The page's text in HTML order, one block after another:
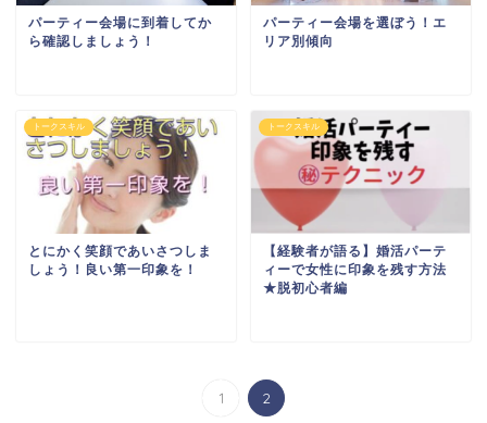
パーティー会場に到着してか
ら確認しましょう！
パーティー会場を選ぼう！エ
リア別傾向
トークスキル
とにかく笑顔であいさつしま
しょう！良い第一印象を！
トークスキル
【経験者が語る】婚活パーテ
ィーで女性に印象を残す方法
★脱初心者編
1 2